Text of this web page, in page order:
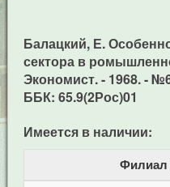
Балацкий, Е.
сектора в
Экономист. - 1968. -
ББК: 65.9(2Рос)01
Имеется в наличии:
Филиал